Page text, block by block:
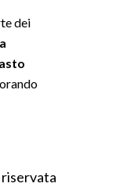
dei